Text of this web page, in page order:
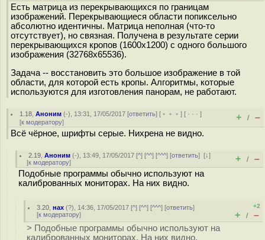
Есть матрица из перекрывающихся по границам
изображений. Перекрывающиеся области попиксельно
абсолютно идентичны. Матрица неполная (что-то
отсутствует), но связная. Получена в результате серии
перекрывающихся кропов (1600x1200) с одного большого
изображения (32768x65536).
Задача -- восстановить это большое изображение в той
области, для которой есть кропы. Алгоритмы, которые
используются для изготовления панорам, не работают.
1.18 ,Аноним (-), 13:31, 17/05/2017 [ответить] [ ﹢﹢﹢] [ · · ·]
[к модератору] + / –
Всё чёрное, шрифты серые. Нихрена не видно.
2.19 ,Аноним (-), 13:49, 17/05/2017 [^] [^^] [^^^] [ответить][↓]
[к модератору] + / –
Подобные программы обычно используют на
калиброванных мониторах. На них видно.
3.20 ,нах (?), 14:36, 17/05/2017 [^] [^^] [^^^] [ответить]
[к модератору]
+2
+ / –
> Подобные программы обычно используют на
калиброванных мониторах. На них видно.